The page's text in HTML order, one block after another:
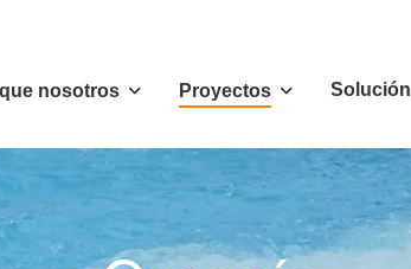
nosotros Proyectos Solución